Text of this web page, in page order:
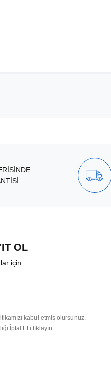
OL
için
kabul etmiş olursunuz.
İptal Et’i tıklayın.